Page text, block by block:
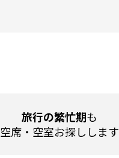
旅行の繁忙期も
空席・空室お探しします